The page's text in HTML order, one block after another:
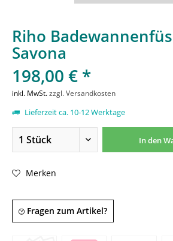
Riho
Savona
198,00 € *
inkl. MwSt.zzgl. Versandkosten
Lieferzeit ca. 10-12 Werktage
In den
Merken
Fragen zum Artikel?